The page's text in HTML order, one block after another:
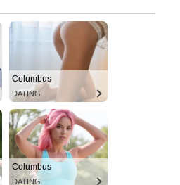
Columbus
DATING
Columbus
DATING